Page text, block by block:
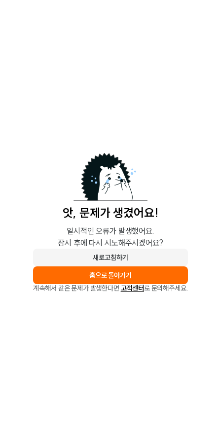
앗, 문제가 생겼어요!
일시적인 오류가 발생했어요.
잠시 후에 다시 시도해주시겠어요?
새로고침하기
홈으로 돌아가기
계속해서 같은 문제가 발생한다면 고객센터로 문의해주세요.